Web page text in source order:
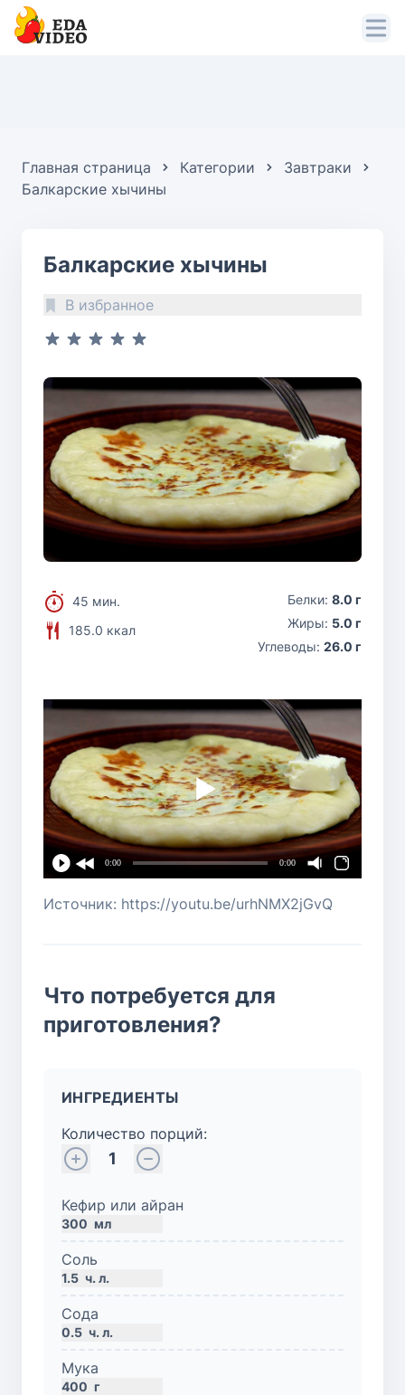
Главная страница Категории
Завтраки
Балкарские хычины
Балкарские хычины
В избранное
45 мин.
185.0 ккал
Белки: 8.0 г
Жиры: 5.0 г
Углеводы: 26.0 г
0:00 0:00
Источник: https://youtu.be/urhNMX2jGvQ
Что потребуется для
приготовления?
ИНГРЕДИЕНТЫ
Количество порций:
1
Кефир или айран
300 мл
Соль
1.5 ч. л.
Сода
0.5 ч. л.
Мука
400 г